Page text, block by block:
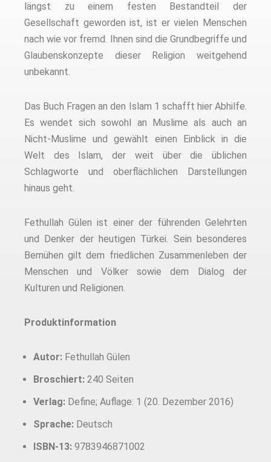
längst zu einem festen Bestandteil der
Gesellschaft geworden ist, ist er vielen Menschen
nach wie vor fremd. Ihnen sind die Grundbegriffe und
Glaubenskonzepte dieser Religion weitgehend
unbekannt.
Das Buch Fragen an den Islam 1 schafft hier Abhilfe.
Es wendet sich sowohl an Muslime als auch an
Nicht-Muslime und gewählt einen Einblick in die
Welt des Islam, der weit über die üblichen
Schlagworte und oberflächlichen Darstellungen
hinaus geht.
Fethullah Gülen ist einer der führenden Gelehrten
und Denker der heutigen Türkei. Sein besonderes
Bemühen gilt dem friedlichen Zusammenleben der
Menschen und Völker sowie dem Dialog der
Kulturen und Religionen.
Produktinformation
Autor: Fethullah Gülen
Broschiert: 240 Seiten
Verlag: Define; Auflage: 1 (20. Dezember 2016)
Sprache: Deutsch
ISBN-13: 9783946871002